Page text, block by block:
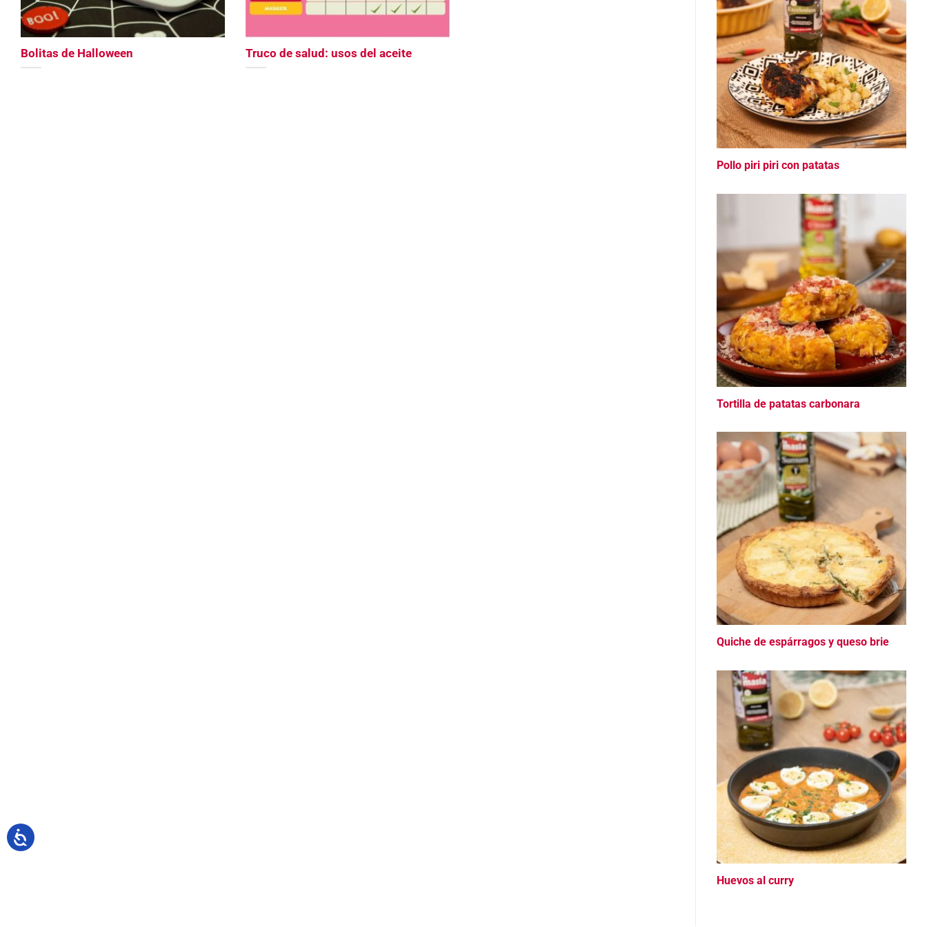
Bolitas de Halloween Truco de salud: usos del aceite
Pollo piri piri con patatas
Tortilla de patatas carbonara
Quiche de espárragos y queso brie
Huevos al curry